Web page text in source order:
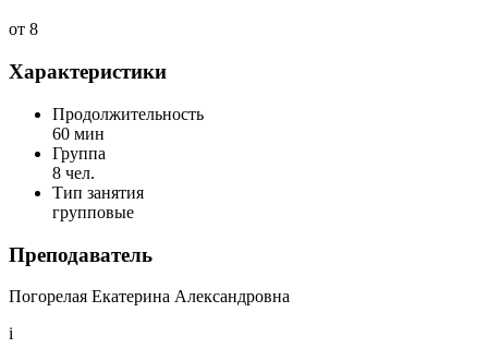
от 8
Характеристики
Продолжительность
60 мин
Группа
8 чел.
Тип занятия
групповые
Преподаватель
Погорелая Екатерина Александровна
i